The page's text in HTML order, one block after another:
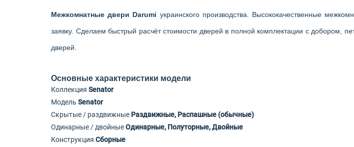
Межкомнатные двери Darumi украинского производства. Высококачественные
заявку. Сделаем быстрый расчёт стоимости дверей в полной комплектации с добором,
дверей.
Основные характеристики модели
Коллекция Senator
Модель Senator
Скрытые / раздвижные Раздвижные, Распашные (обычные)
Одинарные / двойныеОдинарные, Полуторные, Двойные
Конструкция Сборные